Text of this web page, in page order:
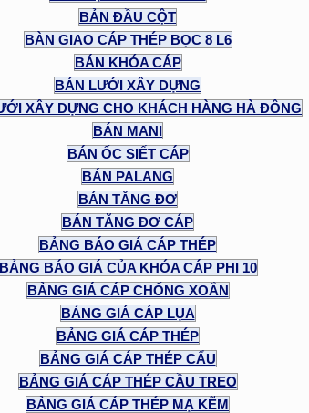
BẢN ĐẦU CỘT
BÀN GIAO CÁP THÉP BỌC 8 L6
BÁN KHÓA CÁP
BÁN LƯỚI XÂY DỰNG
XÂY DỰNG CHO KHÁCH HÀNG HÀ ĐÔNG
BÁN MANI
BÁN ỐC SIẾT CÁP
BÁN PALANG
BÁN TĂNG ĐƠ
BÁN TĂNG ĐƠ CÁP
BẢNG BÁO GIÁ CÁP THÉP
BẢNG BÁO GIÁ CỦA KHÓA CÁP PHI 10
BẢNG GIÁ CÁP CHỐNG XOẮN
BẢNG GIÁ CÁP LỤA
BẢNG GIÁ CÁP THÉP
BẢNG GIÁ CÁP THÉP CẨU
BẢNG GIÁ CÁP THÉP CẦU TREO
BẢNG GIÁ CÁP THÉP MẠ KẼM